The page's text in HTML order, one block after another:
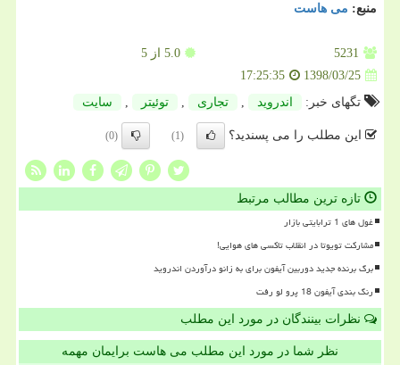
منبع: می هاست
5231
5.0 از 5
1398/03/25
17:25:35
تگهای خبر:
اندروید , تجاری , توئیتر , سایت
این مطلب را می پسندید؟ (1)
(0)
تازه ترین مطالب مرتبط
غول های 1 ترابایتی بازار
مشارکت تویوتا در انقلاب تاکسی های هوایی!
برگ برنده جدید دوربین آیفون برای به زانو درآوردن اندروید
رنگ بندی آیفون 18 پرو لو رفت
نظرات بینندگان در مورد این مطلب
نظر شما در مورد این مطلب می هاست برایمان مهمه